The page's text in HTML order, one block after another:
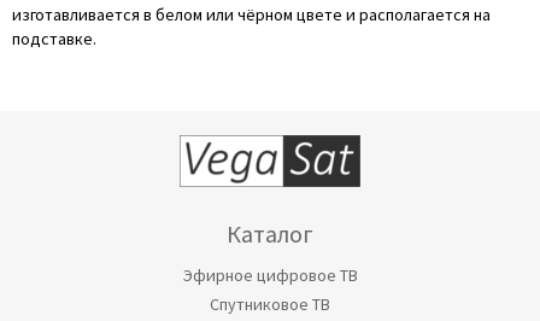
изготавливается в белом или чёрном цвете и располагается на
подставке.
Каталог
Эфирное цифровое ТВ
Спутниковое ТВ